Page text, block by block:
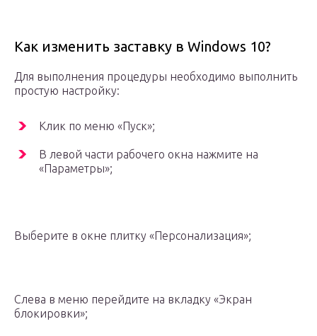
Как изменить заставку в Windows 10?
Для выполнения процедуры необходимо выполнить
простую настройку:
Клик по меню «Пуск»;
В левой части рабочего окна нажмите на
«Параметры»;
Выберите в окне плитку «Персонализация»;
Слева в меню перейдите на вкладку «Экран
блокировки»;